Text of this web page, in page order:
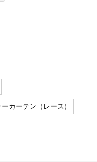
ーカーテン（レース）